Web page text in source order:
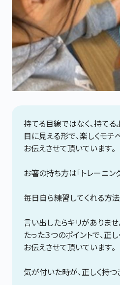
持てる目線ではなく、持てる
目に見える形で、楽しくモチ
お伝えさせて頂いています。
お箸の持ち方は「トレーニン
毎日自ら練習してくれる方法
言い出したらキリがありま
たった３つのポイントで、正
お伝えさせて頂いています。
気が付いた時が、正しく持つ